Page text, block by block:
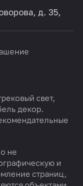
д. 35,
свет,
декор.
не
и
страниц,